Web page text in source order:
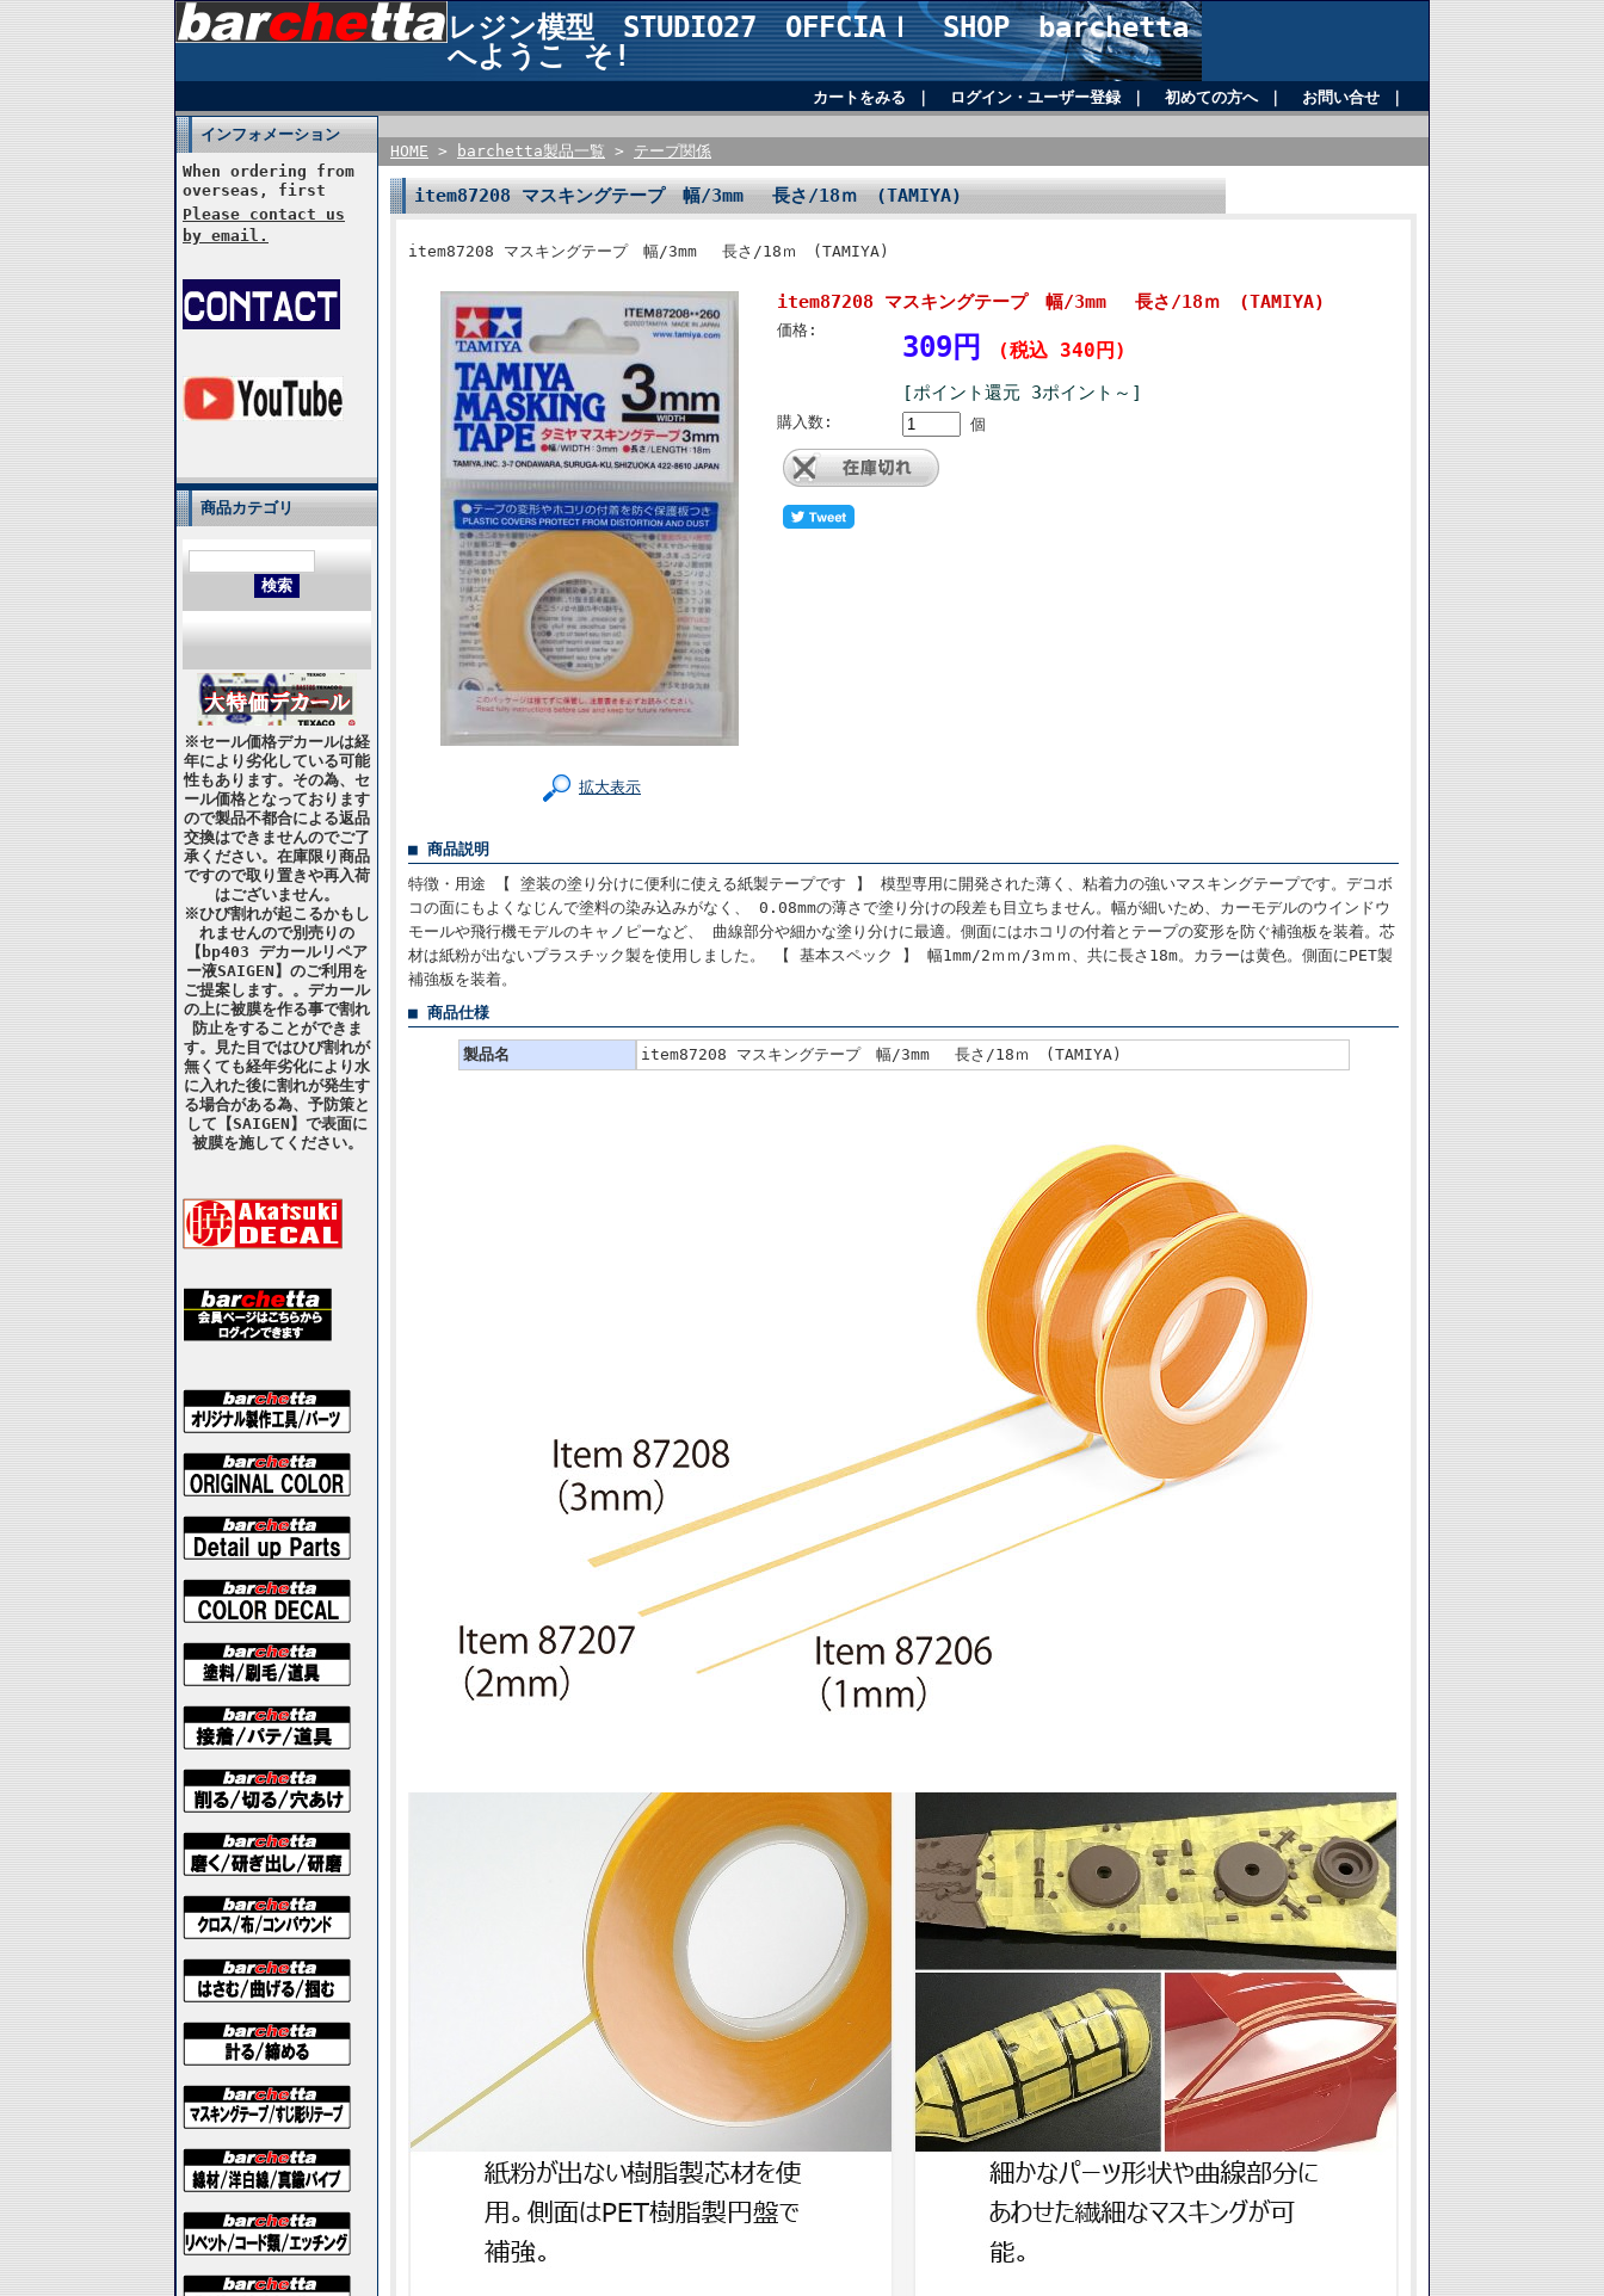
レジン模型 STUDIO27 OFFCIAｌ SHOP barchetta
へようこ そ!
カートをみる ログイン・ユーザー登録｜ 初めての方へ｜ お問い合せ
インフォメーション
When ordering from
overseas, first
Please contact us
by email.
商品カテゴリ
※セール価格デカールは経
年により劣化している可能
性もあります。その為、セ
ール価格となっております
ので製品不都合による返品
交換はできませんのでご了
承ください。在庫限り商品
ですので取り置きや再入荷
はございません。
※ひび割れが起こるかもし
れませんので別売りの
【bp403 デカールリペア
ー液SAIGEN】のご利用を
ご提案します。。デカール
の上に被膜を作る事で割れ
防止をすることができま
す。見た目ではひび割れが
無くても経年劣化により水
に入れた後に割れが発生す
る場合がある為、予防策と
して【SAIGEN】で表面に
被膜を施してください。
HOME > barchetta製品一覧 > テープ関係
item87208 マスキングテープ 幅/3mm 長さ/18ｍ (TAMIYA)
item87208 マスキングテープ 幅/3mm 長さ/18ｍ (TAMIYA)
拡大表示
item87208 マスキングテープ 幅/3mm 長さ/18ｍ (TAMIYA)
価格:
309円 (税込 340円)
[ポイント還元 3ポイント～]
購入数: 個
■ 商品説明
特徴・用途 【 塗装の塗り分けに便利に使える紙製テープです 】 模型専用に開発された薄く、粘着力の強いマスキングテープです。デコボ
コの面にもよくなじんで塗料の染み込みがなく、 0.08mmの薄さで塗り分けの段差も目立ちません。幅が細いため、カーモデルのウインドウ
モールや飛行機モデルのキャノピーなど、 曲線部分や細かな塗り分けに最適。側面にはホコリの付着とテープの変形を防ぐ補強板を装着。芯
材は紙粉が出ないプラスチック製を使用しました。 【 基本スペック 】 幅1mm/2ｍｍ/3ｍｍ、共に長さ18m。カラーは黄色。側面にPET製
補強板を装着。
■ 商品仕様
製品名 item87208 マスキングテープ 幅/3mm 長さ/18ｍ (TAMIYA)